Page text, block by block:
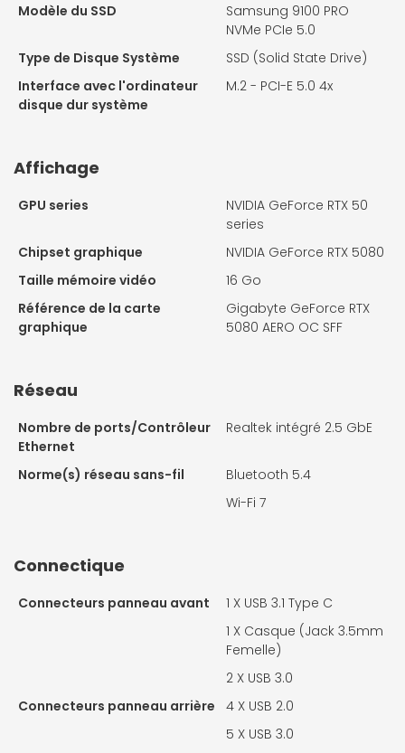
Modèle du SSD
Samsung 9100 PRO
NVMe PCIe 5.0
Type de Disque Système
SSD (Solid State Drive)
Interface avec l'ordinateur
disque dur système
M.2 - PCI-E 5.0 4x
Affichage
GPU series
NVIDIA GeForce RTX 50
series
Chipset graphique
NVIDIA GeForce RTX 5080
Taille mémoire vidéo
16 Go
Référence de la carte
graphique
Gigabyte GeForce RTX
5080 AERO OC SFF
Réseau
Nombre de ports/Contrôleur
Ethernet
Realtek intégré 2.5 GbE
Norme(s) réseau sans-fil
Bluetooth 5.4
Wi-Fi 7
Connectique
Connecteurs panneau avant 1 X USB 3.1 Type C
1 X Casque (Jack 3.5mm
Femelle)
2 X USB 3.0
Connecteurs panneau arrière
4 X USB 2.0
5 X USB 3.0